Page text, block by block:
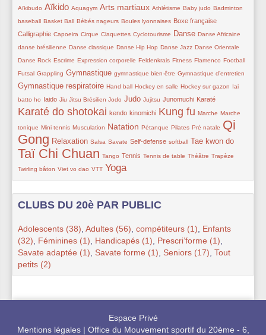
36/280
Aïkibudo
164/280Aïkido
31/280 Aquagym
143/280 Arts martiaux
34/280 Athlétisme
32/280 Baby judo
44/280 Badminton
36/280
baseball
44/280Basket Ball
11/280 Bébés nageurs
36/280 Boules lyonnaises
67/280 Boxe française
61/280
Calligraphie
52/280 Capoeira
28/280 Cirque
10/280 Claquettes
20/280 Cyclotourisme
118/280 Danse
20/280 Danse Africaine
10/280
danse brésilienne
26/280 Danse classique
21/280 Danse Hip Hop
10/280 Danse Jazz
10/280 Danse Orientale
10/280
Danse Rock
11/280 Escrime
26/280 Expression corporelle
19/280 Feldenkrais
15/280 Fitness
10/280 Flamenco
38/280 Football
11/280
Futsal
11/280Grappling
98/280 Gymnastique
10/280 gymnastique bien-être
26/280 Gymnastique d’entretien
101/280
Gymnastique respiratoire
28/280 Hand ball
10/280 Hockey en salle
10/280 Hockey sur gazon
10/280
Iai
batto ho
92/280 Iaido
11/280 Jiu Jitsu Brésilien
10/280 Jodo
105/280 Judo
30/280 Jujitsu
61/280 Junomuchi
65/280 Karaté
207/280
Karaté do shotokai
61/280 kendo
61/280 kinomichi
208/280 Kung fu
20/280 Marche
10/280 Marche
tonique
30/280Mini tennis
14/280 Musculation
130/280 Natation
44/280 Pétanque
18/280 Pilates
11/280 Pré natale
280/280
Qi
Gong
111/280 Relaxation
10/280 Salsa
26/280 Savate
62/280 Self-defense
36/280 softball
98/280 Tae kwon do
262/280
Taï Chi Chuan
10/280 Tango
80/280 Tennis
20/280 Tennis de table
26/280 Théâtre
10/280 Trapèze
21/280
Twirling bâton
31/280 Viet vo dao
20/280 VTT
191/280 Yoga
CLUBS DU 20è PAR PUBLIC
Adolescents (38) Adultes (56) compétiteurs (1)
Enfants
(32)
Féminines (1) Handicapés (1) Prescri’forme (1)
Savate adaptée (1)
Savate forme (1) Seniors (17) Tout
petits (2)
Espace Privé
Mentions légales| Office du Mouvement sportif du 20ème - 6,